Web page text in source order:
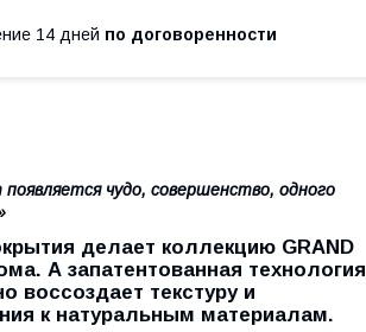
14 дней по договоренности
чудо, совершенство, одного
делает коллекцию GRAND
А запатентованная технология
текстуру и
к натуральным материалам.